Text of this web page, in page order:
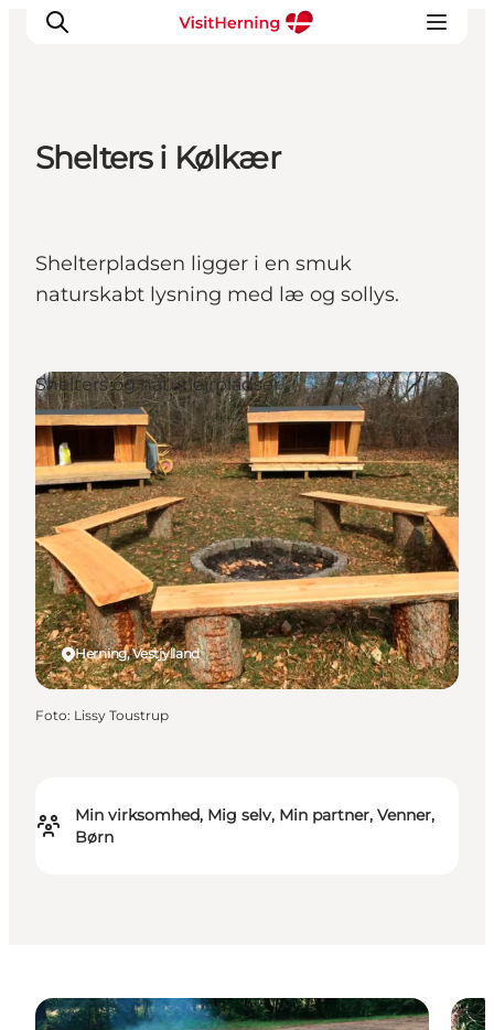
Kunstlandet
Se og oplev
Book overnatning
Shelters i Kølkær
Shelterpladsen ligger i en smuk
naturskabt lysning med læ og sollys.
Min virksomhed, Mig selv, Min partner, Venner,
Børn
Herning, Vestjylland
Shelters og naturlejrpladser
Foto: Lissy Toustrup